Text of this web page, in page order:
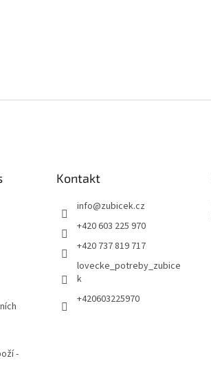
-
Kontakt
info@zubicek.cz
+420 603 225 970
+420 737 819 717
lovecke_potreby_zubice
k
+420603225970